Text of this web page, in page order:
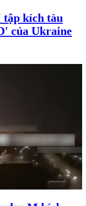
tập kích tàu
của Ukraine